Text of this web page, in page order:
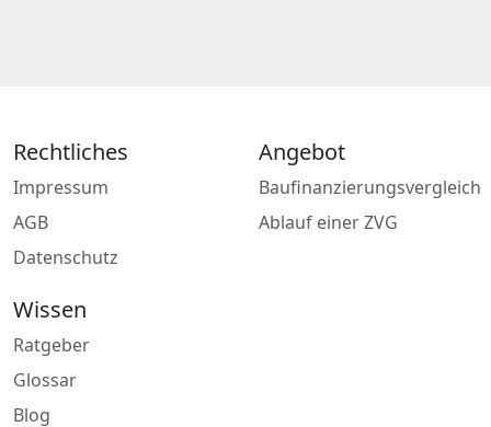
Rechtliches
Impressum
AGB
Datenschutz
Angebot
Baufinanzierungsvergleich
Ablauf einer ZVG
Wissen
Ratgeber
Glossar
Blog